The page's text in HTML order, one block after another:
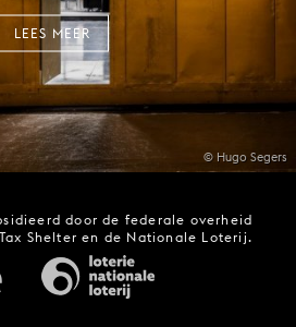
© Hugo Segers
LEES MEER
door de federale overheid
Shelter en de Nationale Loterij.